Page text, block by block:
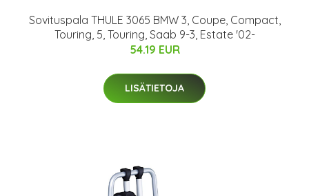
Sovituspala THULE 3065 BMW 3, Coupe, Compact,
Touring, 5, Touring, Saab 9-3, Estate '02-
54.19 EUR
LISÄTIETOJA